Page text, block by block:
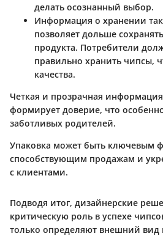
делать осознанный выбор.
Информация о хранении
позволяет дольше
продукта. Потребители
правильно хранить чипсы,
качества.
Четкая и прозрачная
формирует доверие, что
заботливых родителей.
Упаковка может быть ключевым
способствующим продажам и
с клиентами.
Подводя итог, дизайнерские
критическую роль в успехе
только определяют внешний вид